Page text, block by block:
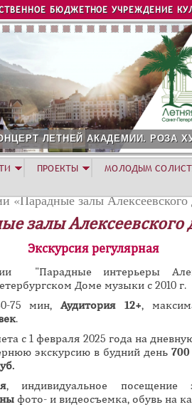
Jump to navigation
БЮДЖЕТНОЕ УЧРЕЖДЕНИЕ
ЛЕТНЕЙ АКАДЕМИИ. РОЗА
«Парадные залы Алексеевского
залы Алексеевского
Экскурсиярегулярная
"Парадные интерьеры
Доме музыки с 2010 г.
75 мин, Аудитория 12+,
.
с 1 февраля 2025 года на
экскурсию в будний день
, индивидуальное посещение
фото- и видеосъемка, обувь на
ПРОЕКТЫ МОЛОДЫМ